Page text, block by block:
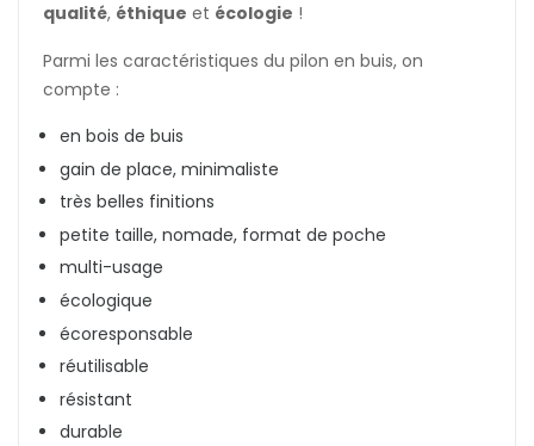
qualité, éthique et écologie !
Parmi les caractéristiques du pilon en buis, on
compte :
en bois de buis
gain de place, minimaliste
très belles finitions
petite taille, nomade, format de poche
multi-usage
écologique
écoresponsable
réutilisable
résistant
durable